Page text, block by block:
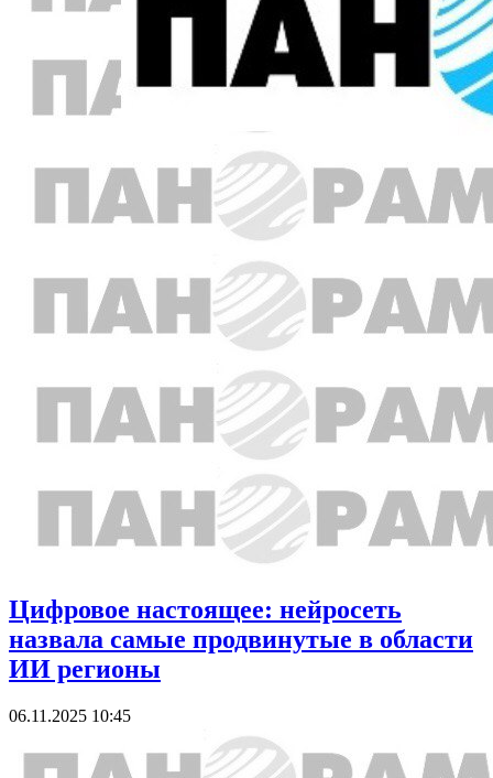
Цифровое настоящее: нейросеть
назвала самые продвинутые в области
ИИ регионы
06.11.2025 10:45